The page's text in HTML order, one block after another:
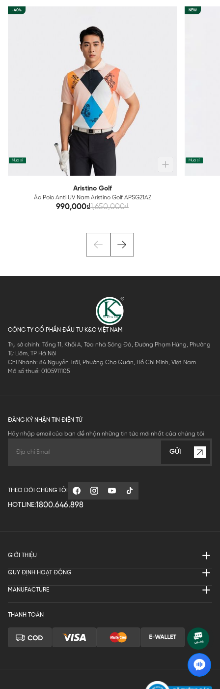
-40%
Mua sỉ
Aristino Golf
Áo Polo Anti UV Nam Aristino Golf APSG21AZ
990,000₫1,650,000₫
NEW
Mua sỉ
CÔNG TY CỔ PHẦN ĐẦU TƯ K&G VIỆT NAM
Trụ sở chính: Tầng 11, Khối A, Tòa nhà Sông Đà, Đường Phạm Hùng, Phường
Từ Liêm, TP Hà Nội
Chi Nhánh: 84 Nguyễn Trãi, Phường Chợ Quán, Hồ Chí Minh, Việt Nam
Mã số thuế: 0105911105
ĐĂNG KÝ NHẬN TIN ĐIỆN TỬ
Hãy nhập email của bạn để nhận những tin tức mới nhất của chúng tôi
GỬI
THEO DÕI CHÚNG TÔI
HOTLINE:1800.646.898
GIỚI THIỆU
QUY ĐỊNH HOẠT ĐỘNG
MANUFACTURE
THANH TOÁN